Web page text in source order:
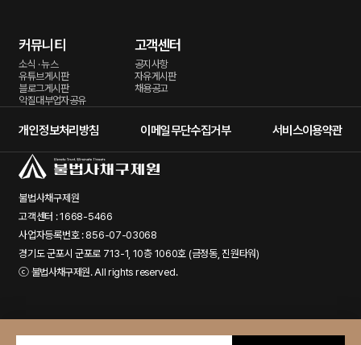
커뮤니티
소식 · 뉴스
유튜브게시판
블로그게시판
악질대부업자공유
고객센터
공지사항
자유게시판
채용공고
개인정보처리방침 이메일무단수집거부 서비스이용약관
불법사채구제원
고객센터 : 1668-5466
사업자등록번호 : 856-07-03068
경기도 군포시 군포로 713-1, 10층 1060호 (금정동, 진원타워)
ⓒ 불법사채구제원. All rights reserved.